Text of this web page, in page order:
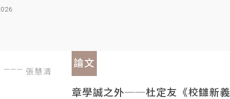
張慧清
論文
章學誠之外──杜定友《校讎新